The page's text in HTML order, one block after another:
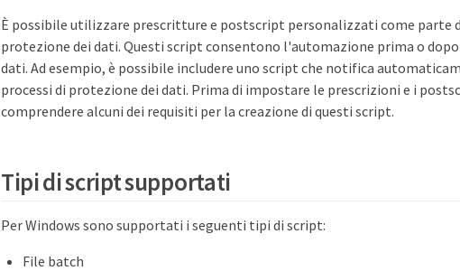
È possibile utilizzare prescritture e postscript personalizzati come parte
protezione dei dati. Questi script consentono l'automazione prima o
dati. Ad esempio, è possibile includere uno script che notifica
processi di protezione dei dati. Prima di impostare le prescrizioni e i
comprendere alcuni dei requisiti per la creazione di questi script.
Tipi di script supportati
Per Windows sono supportati i seguenti tipi di script:
File batch